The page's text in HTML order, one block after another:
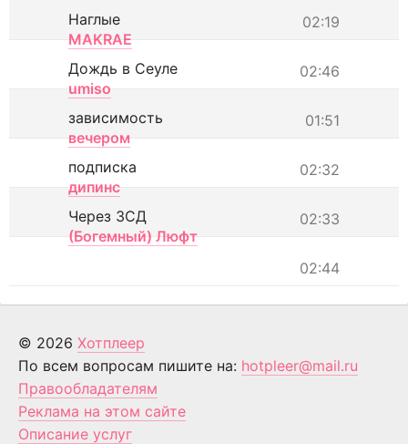
02:19
Наглые
MAKRAE
02:46
Дождь в Сеуле
umiso
01:51
зависимость
вечером
02:32
подписка
дипинс
02:33
Через ЗСД
(Богемный) Люфт
02:44
© 2026 Хотплеер
По всем вопросам пишите на: hotpleer@mail.ru
Правообладателям
Реклама на этом сайте
Описание услуг